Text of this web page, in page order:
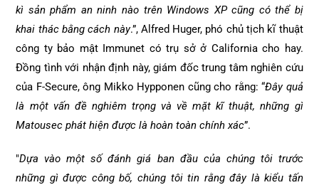
kì sản phẩm an ninh nào trên Windows XP cũng có thể bị
khai thác bằng cách này.”, Alfred Huger, phó chủ tịch kĩ thuật
công ty bảo mật Immunet có trụ sở ở California cho hay.
Đồng tình với nhận định này, giám đốc trung tâm nghiên cứu
của F-Secure, ông Mikko Hypponen cũng cho rằng: “Đây quả
là một vấn đề nghiêm trọng và về mặt kĩ thuật, những gì
Matousec phát hiện được là hoàn toàn chính xác”.
"Dựa vào một số đánh giá ban đầu của chúng tôi trước
những gì được công bố, chúng tôi tin rằng đây là kiểu tấn